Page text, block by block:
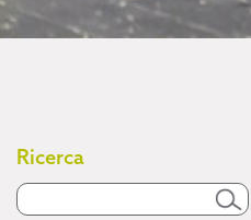
Ricerca